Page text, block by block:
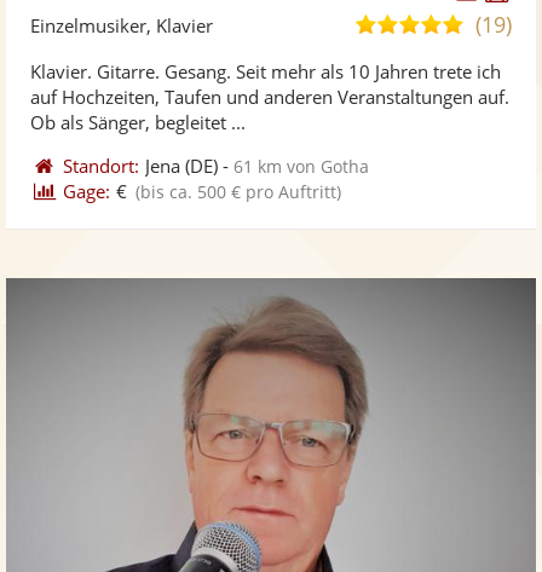
Fotos
5,0
5
(19)
Einzelmusiker, Klavier
Klavier. Gitarre. Gesang. Seit mehr als 10 Jahren trete ich
auf Hochzeiten, Taufen und anderen Veranstaltungen auf.
Ob als Sänger, begleitet ...
Standort: Jena (DE) -61 km von Gotha
Gage: € (bis ca. 500 € pro Auftritt)